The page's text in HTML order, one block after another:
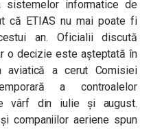
sistemelor informatice de
că ETIAS nu mai poate fi
an. Oficialii discută
o decizie este așteptată în
aviatică a cerut Comisiei
a controalelor
vârf din iulie și august.
companiilor aeriene spun